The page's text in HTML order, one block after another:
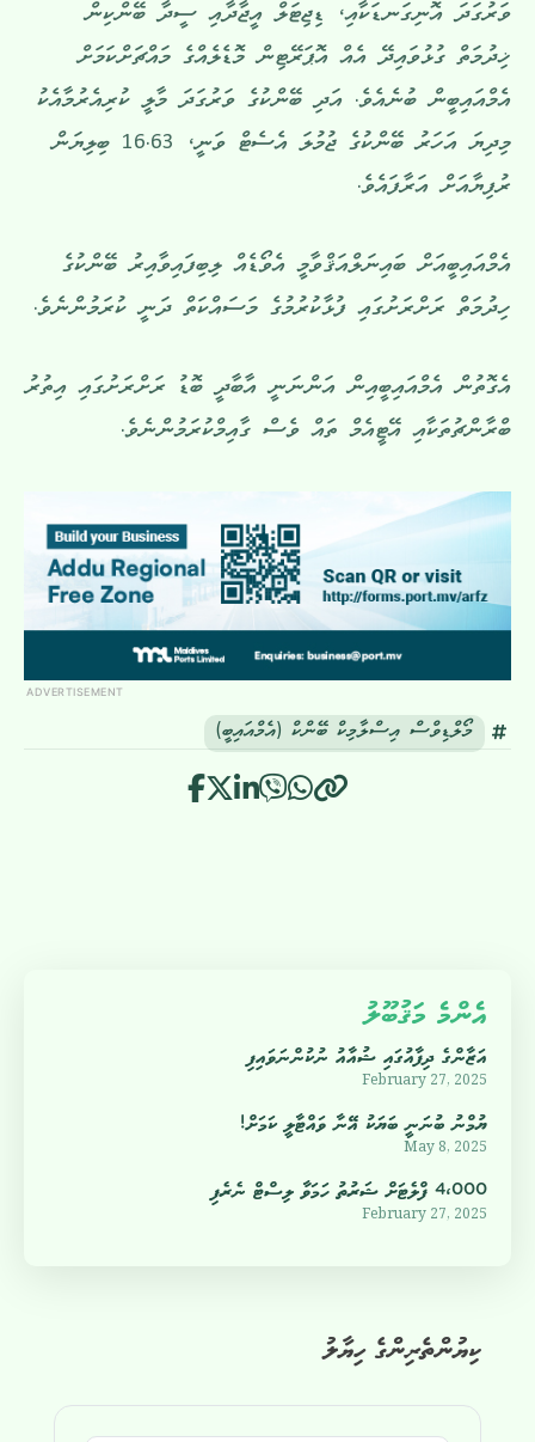
ވަރުގަދަ އޮނިގަނޑަކާއި، ޑިޖިޓަލް އީޖާދާއި ސީދާ ބޭންކިން
ޚިދުމަތް ގުޅުވައިދޭ އެއް އޮޕަރޭޓިން މޮޑެލެއްގެ މައްޗަށްކަމަށް
އެމްއައިބީން ބުނެއެވެ. އަދި ބޭންކުގެ ވަރުގަދަ މާލީ ކުރިއެރުމާއެކު
މިދިޔަ އަހަރު ބޭންކުގެ ޖުމުލަ އެސެޓް ވަނީ، 16.63 ބިލިޔަން
ރުފިޔާއަށް އަރާފައެވެ.
އެމްއައިބީއަށް ބައިނަލްއަޤްވާމީ އެވޯޑެއް ލިބިފައިވާއިރު ބޭންކުގެ
ހިދުމަތް ރަށްރަށުގައި ފުޅާކުރުމުގެ މަސައްކަތް ދަނީ ކުރަމުންނެވެ.
އެގޮތުން އެމްއައިބީއިން އަންނަނީ އާބާދީ ބޮޑު ރަށްރަށުގައި އިތުރު
ބްރާންޗުތަކާއި އޭޓީއެމް ތައް ވެސް ގާއިމްކުރަމުންނެވެ.
ADVERTISEMENT
މޯލްޑިވްސް އިސްލާމިކް ބޭންކް (އެމްއައިބީ)
ކިޔުންތެރިންގެ ހިޔާލު
އެންމެ މަޤުބޫލު
އަޒާންގެ ދިފާއުގައި ޝުއާއު ނުކުންނަވައިފި
February 27, 2025
ޔުމްނު ބުނަނީ ބަޔަކު އޭނާ ވައްޓާލީ ކަމަށް!
May 8, 2025
4،000 ފްލެޓަށް ޝަރުތު ހަމަވާ ލިސްޓް ނެރެފި
February 27, 2025